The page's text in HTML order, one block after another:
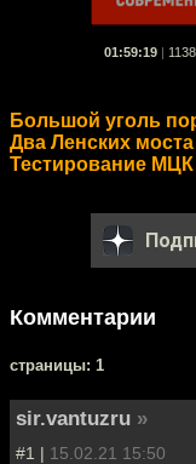
01:59:19
Большой уголь
Два Ленских
Тестирование МЦК
Комментарии
cтраницы: 1
sir.vantuzru »
#1 | 15.02.21 15:50